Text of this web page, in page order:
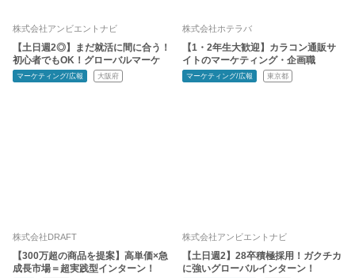
株式会社アンビエントナビ
【土日週2◎】まだ就活に間に合う！
初心者でもOK！グローバルマーケ
マーケティング/広報 大阪府
株式会社ホテラバ
【1・2年生大歓迎】カラコン通販サ
イトのマーケティング・企画職
マーケティング/広報 東京都
株式会社DRAFT
【300万超の商品を提案】高単価×急
成長市場＝超実践型インターン！
株式会社アンビエントナビ
【土日週2】28卒積極採用！ガクチカ
に強いグローバルインターン！